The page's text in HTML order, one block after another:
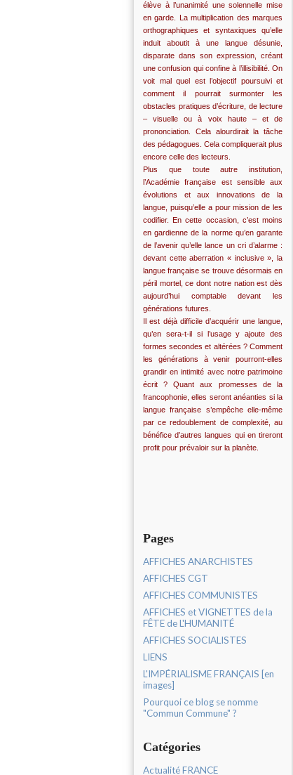
élève à l’unanimité une solennelle mise
en garde. La multiplication des marques
orthographiques et syntaxiques qu’elle
induit aboutit à une langue désunie,
disparate dans son expression, créant
une confusion qui confine à l’illisibilité. On
voit mal quel est l’objectif poursuivi et
comment il pourrait surmonter les
obstacles pratiques d’écriture, de lecture
– visuelle ou à voix haute – et de
prononciation. Cela alourdirait la tâche
des pédagogues. Cela compliquerait plus
encore celle des lecteurs.
Plus que toute autre institution,
l’Académie française est sensible aux
évolutions et aux innovations de la
langue, puisqu’elle a pour mission de les
codifier. En cette occasion, c’est moins
en gardienne de la norme qu’en garante
de l’avenir qu’elle lance un cri d’alarme :
devant cette aberration « inclusive », la
langue française se trouve désormais en
péril mortel, ce dont notre nation est dès
aujourd’hui comptable devant les
générations futures.
Il est déjà difficile d’acquérir une langue,
qu’en sera-t-il si l’usage y ajoute des
formes secondes et altérées ? Comment
les générations à venir pourront-elles
grandir en intimité avec notre patrimoine
écrit ? Quant aux promesses de la
francophonie, elles seront anéanties si la
langue française s’empêche elle-même
par ce redoublement de complexité, au
bénéfice d’autres langues qui en tireront
profit pour prévaloir sur la planète.
Pages
AFFICHES ANARCHISTES
AFFICHES CGT
AFFICHES COMMUNISTES
AFFICHES et VIGNETTES de la
FÊTE de L'HUMANITÉ
AFFICHES SOCIALISTES
LIENS
L'IMPÉRIALISME FRANÇAIS [en
images]
Pourquoi ce blog se nomme
"Commun Commune" ?
Catégories
Actualité FRANCE